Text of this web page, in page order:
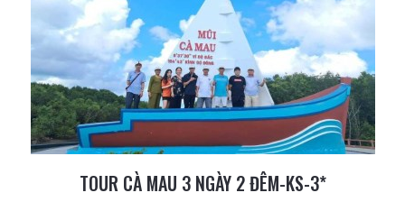
TOUR CÀ MAU 3 NGÀY 2 ĐÊM-KS-3*